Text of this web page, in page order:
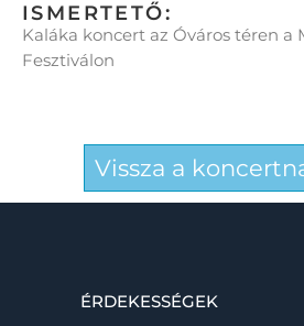
ISMERTETŐ:
Kaláka koncert az Óváros téren a
Fesztiválon
Vissza a
ÉRDEKESSÉGEK